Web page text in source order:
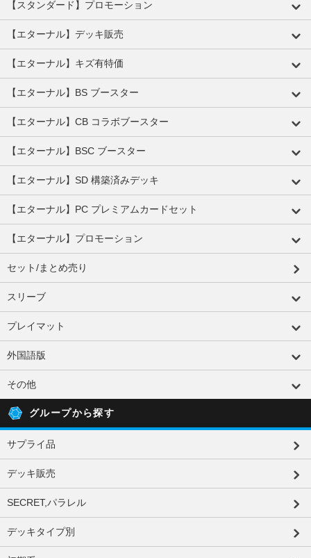
【スタンダード】プロモーション
【エターナル】デッキ販売
【エターナル】キズ有特価
【エターナル】BS ブースター
【エターナル】CB コラボブースター
【エターナル】BSC ブースター
【エターナル】SD 構築済みデッキ
【エターナル】PC プレミアムカードセット
【エターナル】プロモーション
セット/まとめ売り
スリーブ
プレイマット
外国語版
その他
グループから探す
サプライ品
デッキ販売
SECRET,パラレル
デッキタイプ別